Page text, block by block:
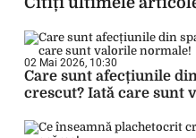
02 Mai 2026, 10:30
Care sunt afecțiunile
crescut? Iată care sunt